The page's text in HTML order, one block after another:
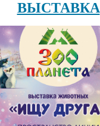
ВЫСТАВКА